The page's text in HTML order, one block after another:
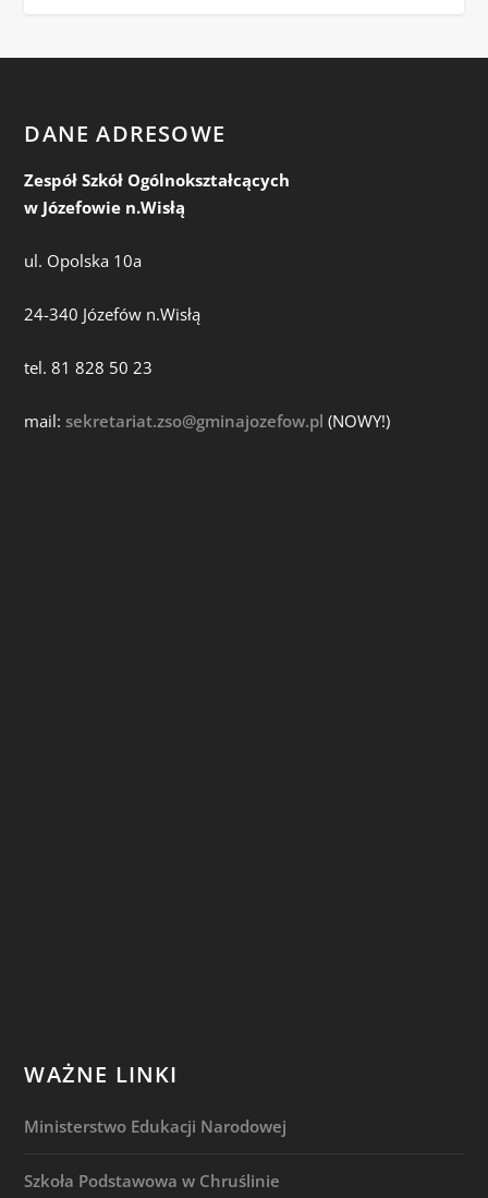
DANE ADRESOWE
Zespół Szkół Ogólnokształcących
w Józefowie n.Wisłą
ul. Opolska 10a
24-340 Józefów n.Wisłą
tel. 81 828 50 23
mail:sekretariat.zso@gminajozefow.pl (NOWY!)
WAŻNE LINKI
Ministerstwo Edukacji Narodowej
Szkoła Podstawowa w Chruślinie